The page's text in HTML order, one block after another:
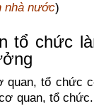
nhà nước)
tổ chức
quan, tổ chức
quan, tổ